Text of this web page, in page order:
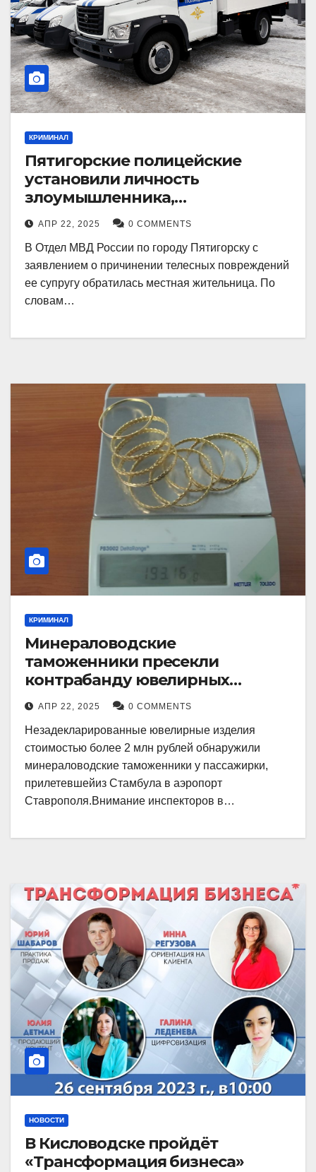
КРИМИНАЛ
Пятигорские полицейские
установили личность
злоумышленника,
причинившего телесные
повреждения местному жителю
АПР 22, 2025 0 COMMENTS
В Отдел МВД России по городу Пятигорску с
заявлением о причинении телесных повреждений
ее супругу обратилась местная жительница. По
словам…
КРИМИНАЛ
Минераловодские
таможенники пресекли
контрабанду ювелирных
изделий на 2 млн рублей
АПР 22, 2025 0 COMMENTS
Незадекларированные ювелирные изделия
стоимостью более 2 млн рублей обнаружили
минераловодские таможенники у пассажирки,
прилетевшейиз Стамбула в аэропорт
Ставрополя.Внимание инспекторов в…
НОВОСТИ
В Кисловодске пройдёт
«Трансформация бизнеса»